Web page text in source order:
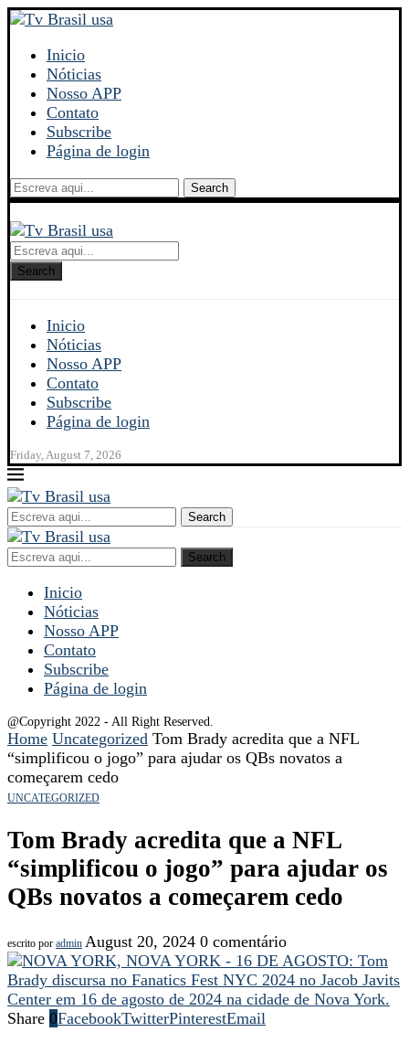
Inicio
Nóticias
Nosso APP
Contato
Subscribe
Página de login
Search
Search
Inicio
Nóticias
Nosso APP
Contato
Subscribe
Página de login
Friday, August 7, 2026
Search
Search
Inicio
Nóticias
Nosso APP
Contato
Subscribe
Página de login
@Copyright 2022 - All Right Reserved.
Home Uncategorized Tom Brady acredita que a NFL
“simplificou o jogo” para ajudar os QBs novatos a
começarem cedo
UNCATEGORIZED
Tom Brady acredita que a NFL
“simplificou o jogo” para ajudar os
QBs novatos a começarem cedo
escrito por admin August 20, 2024 0 comentário
Share 0FacebookTwitterPinterestEmail